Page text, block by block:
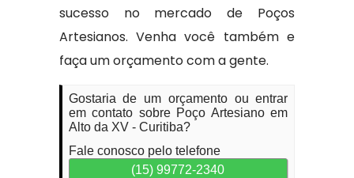
sucesso no mercado de Poços
Artesianos. Venha você também e
faça um orçamento com a gente.
Gostaria de um orçamento ou entrar
em contato sobre Poço Artesiano em
Alto da XV - Curitiba?
Fale conosco pelo telefone
(15) 99772-2340